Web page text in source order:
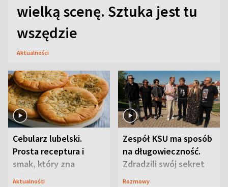
wielką scenę. Sztuka jest tu
wszędzie
Aktualności
Cebularz lubelski.
Prosta receptura i
smak, który zna
Lubelszczyzna
Aktualności
Zespół KSU ma sposób
na długowieczność.
Zdradzili swój sekret
Rozmowy